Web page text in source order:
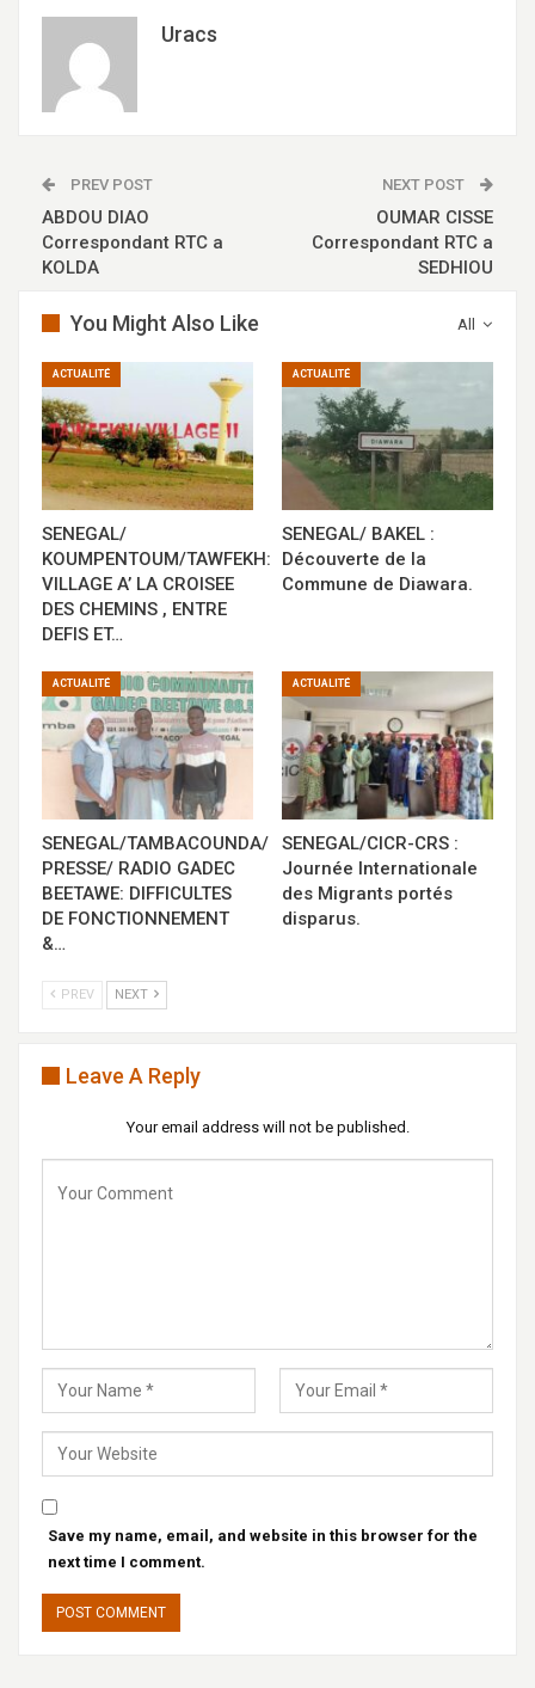
Uracs
PREV POST
ABDOU DIAO
Correspondant RTC a
KOLDA
NEXT POST
OUMAR CISSE
Correspondant RTC a
SEDHIOU
All
You Might Also Like
ACTUALITÉ
SENEGAL/
KOUMPENTOUM/TAWFEKH:
VILLAGE A’ LA CROISEE
DES CHEMINS , ENTRE
DEFIS ET…
ACTUALITÉ
SENEGAL/ BAKEL :
Découverte de la
Commune de Diawara.
ACTUALITÉ
SENEGAL/TAMBACOUNDA/
PRESSE/ RADIO GADEC
BEETAWE: DIFFICULTES
DE FONCTIONNEMENT
&…
ACTUALITÉ
SENEGAL/CICR-CRS :
Journée Internationale
des Migrants portés
disparus.
PREV NEXT
Leave A Reply
Your email address will not be published.
Save my name, email, and website in this browser for the
next time I comment.